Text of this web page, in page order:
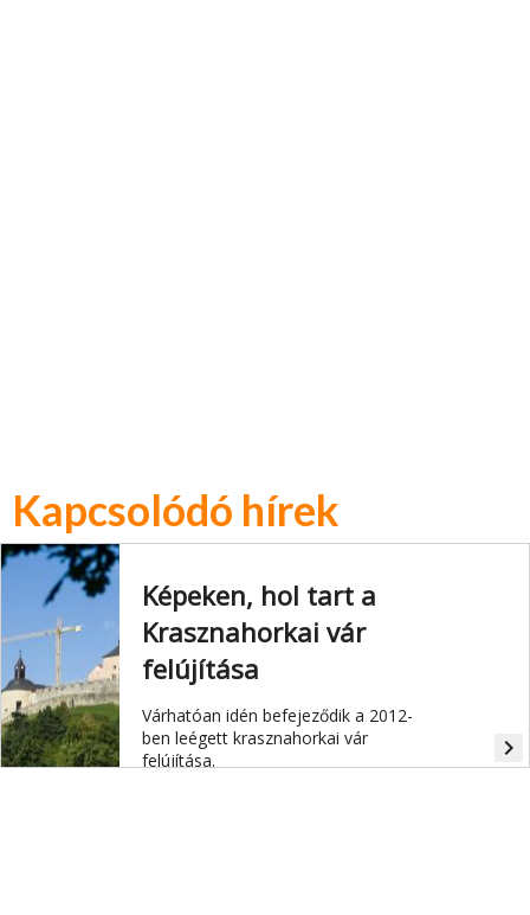
Kapcsolódó hírek
Képeken, hol tart a
Krasznahorkai vár
felújítása
Várhatóan idén befejeződik a 2012-
ben leégett krasznahorkai vár
felújítása.
navigate_next